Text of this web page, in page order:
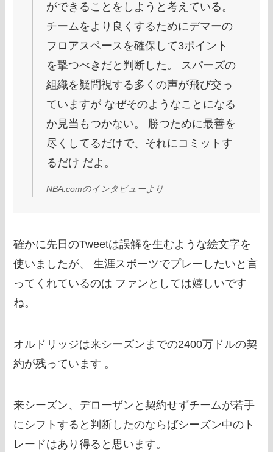
ができることをしようと考えている。
チームをより良くするためにデマーの
フロアスペースを確保して3ポイント
を撃つべきだと判断した。 スパーズの
組織を疑問視する多くの声が飛び交っ
ていますが なぜそのようなことになる
か見当もつかない。 勝つために最善を
尽くしてるだけで、それにコミットす
るだけ だよ。
NBA.comのインタビューより
確かに先日のTweetは誤解を生むような絵文字を
使いましたが、 生涯スポーツでプレーしたいと言
ってくれているのは ファンとしては嬉しいです
ね。
オルドリッジは来シーズンまでの2400万ドルの契
約が残っています 。
来シーズン、デローザンと契約せずチームが若手
にシフトすると判断したのならばシーズン中のト
レードはあり得ると思います。